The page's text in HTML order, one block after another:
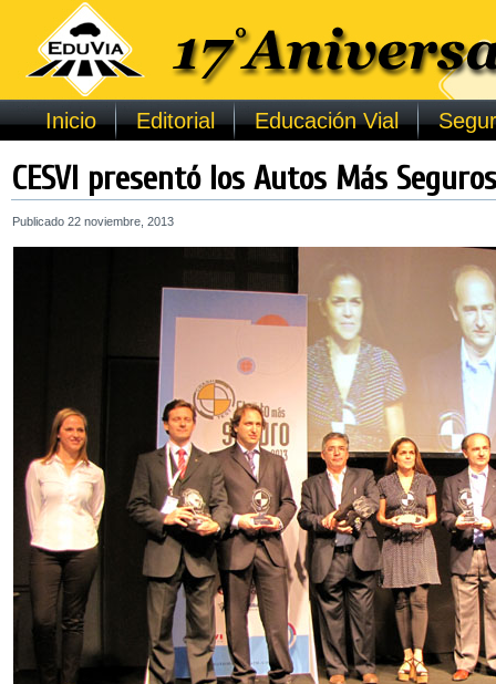
Inicio Editorial Educación Vial
CESVI presentó los Autos Más
Publicado 22 noviembre, 2013